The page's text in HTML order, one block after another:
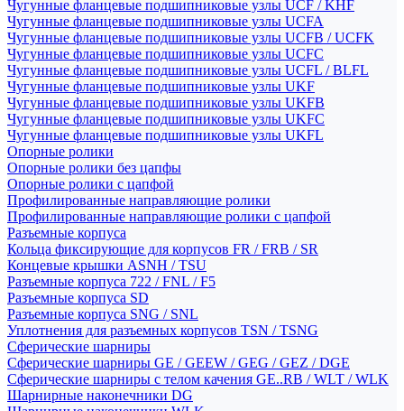
Чугунные фланцевые подшипниковые узлы UCF / KHF
Чугунные фланцевые подшипниковые узлы UCFA
Чугунные фланцевые подшипниковые узлы UCFB / UCFK
Чугунные фланцевые подшипниковые узлы UCFC
Чугунные фланцевые подшипниковые узлы UCFL / BLFL
Чугунные фланцевые подшипниковые узлы UKF
Чугунные фланцевые подшипниковые узлы UKFB
Чугунные фланцевые подшипниковые узлы UKFC
Чугунные фланцевые подшипниковые узлы UKFL
Опорные ролики
Опорные ролики без цапфы
Опорные ролики с цапфой
Профилированные направляющие ролики
Профилированные направляющие ролики с цапфой
Разъемные корпуса
Кольца фиксирующие для корпусов FR / FRB / SR
Концевые крышки ASNH / TSU
Разъемные корпуса 722 / FNL / F5
Разъемные корпуса SD
Разъемные корпуса SNG / SNL
Уплотнения для разъемных корпусов TSN / TSNG
Сферические шарниры
Сферические шарниры GE / GEEW / GEG / GEZ / DGE
Сферические шарниры с телом качения GE..RB / WLT / WLK
Шарнирные наконечники DG